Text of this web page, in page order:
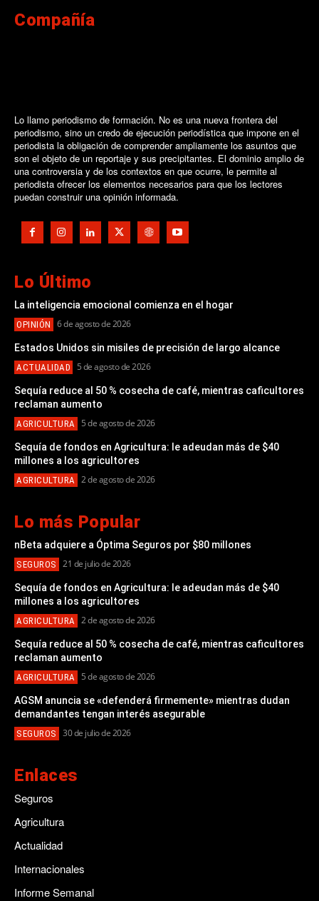
Compañía
Lo llamo periodismo de formación. No es una nueva frontera del
periodismo, sino un credo de ejecución periodística que impone en el
periodista la obligación de comprender ampliamente los asuntos que
son el objeto de un reportaje y sus precipitantes. El dominio amplio de
una controversia y de los contextos en que ocurre, le permite al
periodista ofrecer los elementos necesarios para que los lectores
puedan construir una opinión informada.
Lo Último
La inteligencia emocional comienza en el hogar
OPINIÓN 6 de agosto de 2026
Estados Unidos sin misiles de precisión de largo alcance
ACTUALIDAD 5 de agosto de 2026
Sequía reduce al 50 % cosecha de café, mientras caficultores
reclaman aumento
AGRICULTURA 5 de agosto de 2026
Sequía de fondos en Agricultura: le adeudan más de $40
millones a los agricultores
AGRICULTURA 2 de agosto de 2026
Lo más Popular
nBeta adquiere a Óptima Seguros por $80 millones
SEGUROS 21 de julio de 2026
Sequía de fondos en Agricultura: le adeudan más de $40
millones a los agricultores
AGRICULTURA 2 de agosto de 2026
Sequía reduce al 50 % cosecha de café, mientras caficultores
reclaman aumento
AGRICULTURA 5 de agosto de 2026
AGSM anuncia se «defenderá firmemente» mientras dudan
demandantes tengan interés asegurable
SEGUROS 30 de julio de 2026
Enlaces
Seguros
Agricultura
Actualidad
Internacionales
Informe Semanal